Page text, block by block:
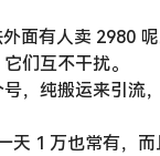
面有人卖 2980 呢
们互不干扰。
，纯搬运来引流
天 1 万也常有，